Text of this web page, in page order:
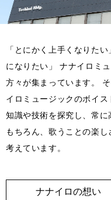
「とにかく上手くなりた
になりたい」 ナナイロミ
方々が集まっています。
イロミュージックのボイス
知識や技術を探究し、常
もちろん、歌うことの楽
考えています。
ナナイロの想い